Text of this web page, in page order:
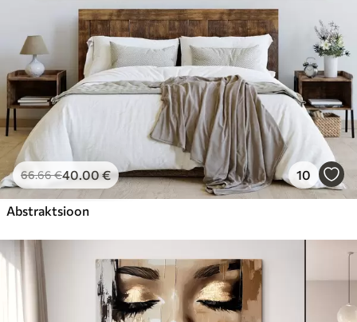
66.66€40.00€ 10
Abstraktsioon